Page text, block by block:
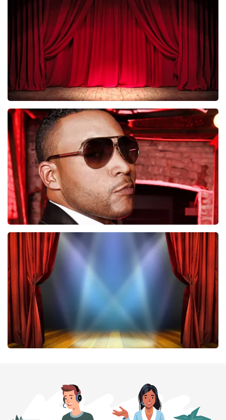
laatste 30 minuten
BESTEL NU
Job Knoester
247laatste 30 minuten
BESTEL NU
Don Omar
224 laatste 30 minuten
BESTEL NU
BESTEL NU